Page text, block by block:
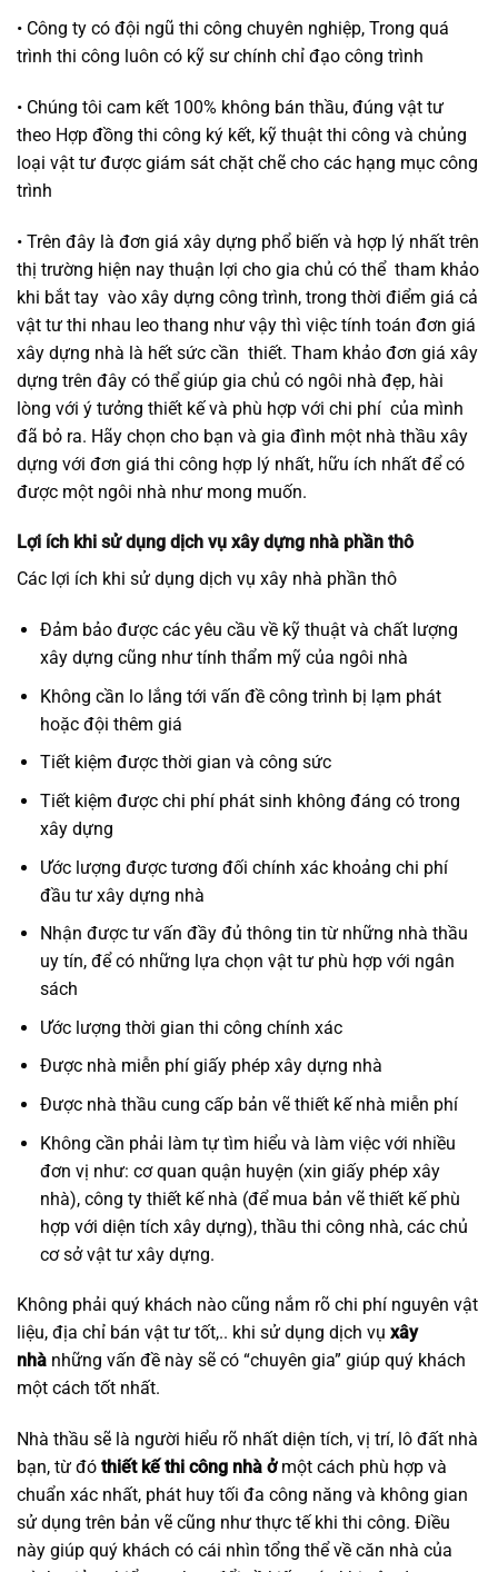
• Công ty có đội ngũ thi công chuyên nghiệp, Trong quá
trình thi công luôn có kỹ sư chính chỉ đạo công trình
• Chúng tôi cam kết 100% không bán thầu, đúng vật tư
theo Hợp đồng thi công ký kết, kỹ thuật thi công và chủng
loại vật tư được giám sát chặt chẽ cho các hạng mục công
trình
• Trên đây là đơn giá xây dựng phổ biến và hợp lý nhất trên
thị trường hiện nay thuận lợi cho gia chủ có thể tham khảo
khi bắt tay vào xây dựng công trình, trong thời điểm giá cả
vật tư thi nhau leo thang như vậy thì việc tính toán đơn giá
xây dựng nhà là hết sức cần thiết. Tham khảo đơn giá xây
dựng trên đây có thể giúp gia chủ có ngôi nhà đẹp, hài
lòng với ý tưởng thiết kế và phù hợp với chi phí của mình
đã bỏ ra. Hãy chọn cho bạn và gia đình một nhà thầu xây
dựng với đơn giá thi công hợp lý nhất, hữu ích nhất để có
được một ngôi nhà như mong muốn.
Lợi ích khi sử dụng dịch vụ xây dựng nhà phần thô
Các lợi ích khi sử dụng dịch vụ xây nhà phần thô
Đảm bảo được các yêu cầu về kỹ thuật và chất lượng
xây dựng cũng như tính thẩm mỹ của ngôi nhà
Không cần lo lắng tới vấn đề công trình bị lạm phát
hoặc đội thêm giá
Tiết kiệm được thời gian và công sức
Tiết kiệm được chi phí phát sinh không đáng có trong
xây dựng
Ước lượng được tương đối chính xác khoảng chi phí
đầu tư xây dựng nhà
Nhận được tư vấn đầy đủ thông tin từ những nhà thầu
uy tín, để có những lựa chọn vật tư phù hợp với ngân
sách
Ước lượng thời gian thi công chính xác
Được nhà miễn phí giấy phép xây dựng nhà
Được nhà thầu cung cấp bản vẽ thiết kế nhà miễn phí
Không cần phải làm tự tìm hiểu và làm việc với nhiều
đơn vị như: cơ quan quận huyện (xin giấy phép xây
nhà), công ty thiết kế nhà (để mua bản vẽ thiết kế phù
hợp với diện tích xây dựng), thầu thi công nhà, các chủ
cơ sở vật tư xây dựng.
Không phải quý khách nào cũng nắm rõ chi phí nguyên vật
liệu, địa chỉ bán vật tư tốt,.. khi sử dụng dịch vụ xây
nhà những vấn đề này sẽ có “chuyên gia” giúp quý khách
một cách tốt nhất.
Nhà thầu sẽ là người hiểu rõ nhất diện tích, vị trí, lô đất nhà
bạn, từ đó thiết kế thi công nhà ởmột cách phù hợp và
chuẩn xác nhất, phát huy tối đa công năng và không gian
sử dụng trên bản vẽ cũng như thực tế khi thi công. Điều
này giúp quý khách có cái nhìn tổng thể về căn nhà của